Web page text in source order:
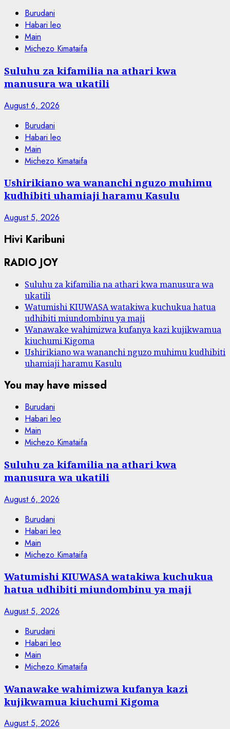
Burudani
Habari leo
Main
Michezo Kimataifa
Suluhu za kifamilia na athari kwa
manusura wa ukatili
August 6, 2026
Burudani
Habari leo
Main
Michezo Kimataifa
Ushirikiano wa wananchi nguzo muhimu
kudhibiti uhamiaji haramu Kasulu
August 5, 2026
Hivi Karibuni
RADIO JOY
Suluhu za kifamilia na athari kwa manusura wa
ukatili
Watumishi KIUWASA watakiwa kuchukua hatua
udhibiti miundombinu ya maji
Wanawake wahimizwa kufanya kazi kujikwamua
kiuchumi Kigoma
Ushirikiano wa wananchi nguzo muhimu kudhibiti
uhamiaji haramu Kasulu
You may have missed
Burudani
Habari leo
Main
Michezo Kimataifa
Suluhu za kifamilia na athari kwa
manusura wa ukatili
August 6, 2026
Burudani
Habari leo
Main
Michezo Kimataifa
Watumishi KIUWASA watakiwa kuchukua
hatua udhibiti miundombinu ya maji
August 5, 2026
Burudani
Habari leo
Main
Michezo Kimataifa
Wanawake wahimizwa kufanya kazi
kujikwamua kiuchumi Kigoma
August 5, 2026